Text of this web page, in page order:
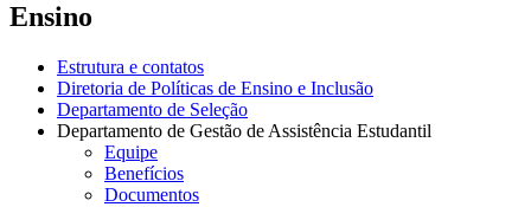
Ensino
Estrutura e contatos
Diretoria de Políticas de Ensino e Inclusão
Departamento de Seleção
Departamento de Gestão de Assistência Estudantil
Equipe
Benefícios
Documentos